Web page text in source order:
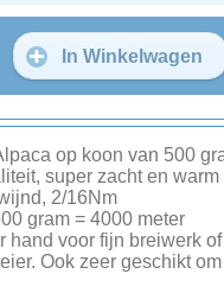
In Winkelwagen
op koon van 500
super zacht en warm
2/16Nm
gram = 4000 meter
hand voor fijn breiwerk
Ook zeer geschikt